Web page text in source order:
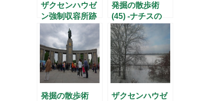
ザクセンハウゼ
ン強制収容所跡
を歩く(2) – A塔
を抜けて –
発掘の散歩術
(45) -ナチスの
「机上の殺戮
者」の館-
発掘の散歩術
ザクセンハウゼ